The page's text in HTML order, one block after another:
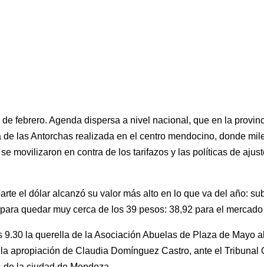
febrero. Agenda dispersa a nivel nacional, que en la
de las Antorchas realizada en el centro mendocino, donde
movilizaron en contra de los tarifazos y las políticas de
el dólar alcanzó su valor más alto en lo que va del año:
quedar muy cerca de los 39 pesos: 38,92 para el
9.30 la querella de la Asociación Abuelas de Plaza de Mayo
apropiación de Claudia Domínguez Castro, ante el Tribunal